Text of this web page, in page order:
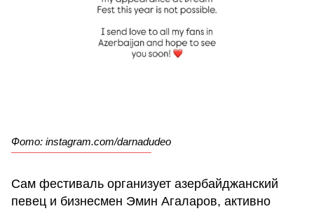
Фото: instagram.com/darnadudeо
Сам фестиваль организует азербайджанский
певец и бизнесмен Эмин Агаларов, активно